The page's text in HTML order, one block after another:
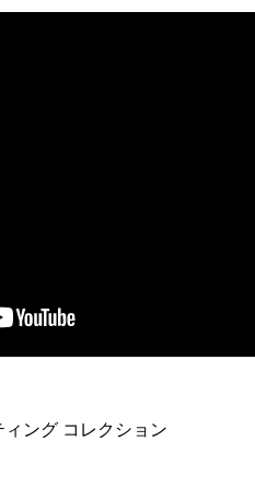
ング コレクション